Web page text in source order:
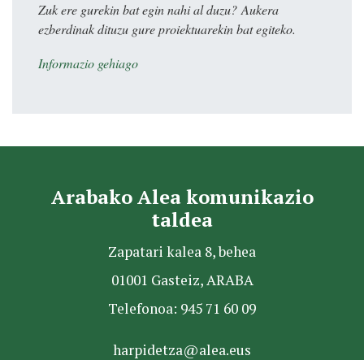
Zuk ere gurekin bat egin nahi al duzu? Aukera
ezberdinak dituzu gure proiektuarekin bat egiteko.
Informazio gehiago
Arabako Alea komunikazio
taldea
Zapatari kalea 8, behea
01001 Gasteiz, ARABA
Telefonoa: 945 71 60 09
harpidetza@alea.eus